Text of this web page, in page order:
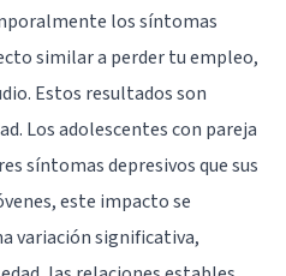
los síntomas
similar a perder tu empleo,
Estos resultados son
Los adolescentes con pareja
síntomas depresivos que sus
este impacto se
variación significativa,